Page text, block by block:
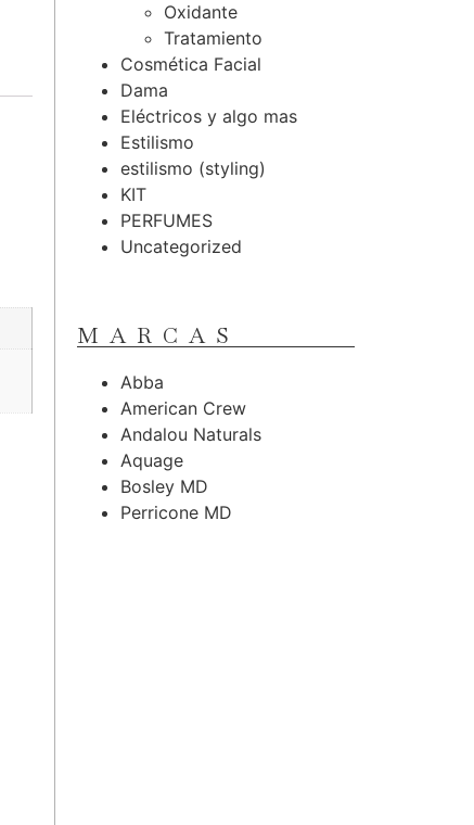
Oxidante
Tratamiento
Cosmética Facial
Dama
Eléctricos y algo mas
Estilismo
estilismo (styling)
KIT
PERFUMES
Uncategorized
MARCAS
Abba
American Crew
Andalou Naturals
Aquage
Bosley MD
Perricone MD